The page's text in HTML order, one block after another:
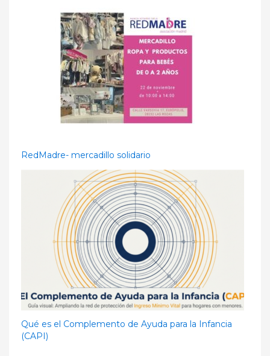
RedMadre- mercadillo solidario
Qué es el Complemento de Ayuda para la Infancia
(CAPI)